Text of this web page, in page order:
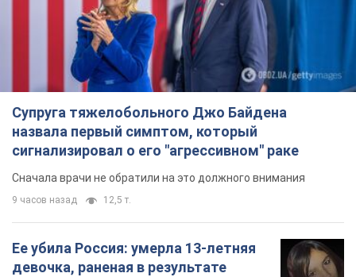
Супруга тяжелобольного Джо Байдена
назвала первый симптом, который
сигнализировал о его "агрессивном" раке
Сначала врачи не обратили на это должного внимания
9 часов назад 12,5 т.
Ее убила Россия: умерла 13-летняя
девочка, раненая в результате